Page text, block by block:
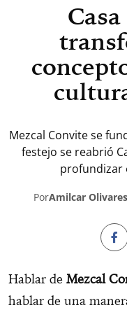
Mezcal Convite se
festejo se reabrió
profundizar
PorAmilcar Olivares
Hablar de Mezcal
hablar de una